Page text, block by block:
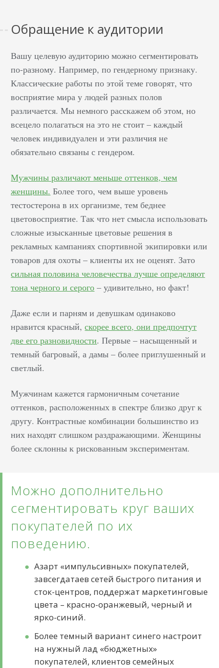
Обращение к аудитории
Вашу целевую аудиторию можно сегментировать
по-разному. Например, по гендерному признаку.
Классические работы по этой теме говорят, что
восприятие мира у людей разных полов
различается. Мы немного расскажем об этом, но
всецело полагаться на это не стоит – каждый
человек индивидуален и эти различия не
обязательно связаны с гендером.
Мужчины различают меньше оттенков, чем
женщины. Более того, чем выше уровень
тестостерона в их организме, тем беднее
цветовосприятие. Так что нет смысла использовать
сложные изысканные цветовые решения в
рекламных кампаниях спортивной экипировки или
товаров для охоты – клиенты их не оценят. Зато
сильная половина человечества лучше определяют
тона черного и серого – удивительно, но факт!
Даже если и парням и девушкам одинаково
нравится красный,скорее всего, они предпочтут
две его разновидности. Первые – насыщенный и
темный багровый, а дамы – более приглушенный и
светлый.
Мужчинам кажется гармоничным сочетание
оттенков, расположенных в спектре близко друг к
другу. Контрастные комбинации большинство из
них находят слишком раздражающими. Женщины
более склонны к рискованным экспериментам.
Можно дополнительно
сегментировать круг ваших
покупателей по их
поведению.
Азарт «импульсивных» покупателей,
завсегдатаев сетей быстрого питания и
сток-центров, поддержат маркетинговые
цвета – красно-оранжевый, черный и
ярко-синий.
Более темный вариант синего настроит
на нужный лад «бюджетных»
покупателей, клиентов семейных